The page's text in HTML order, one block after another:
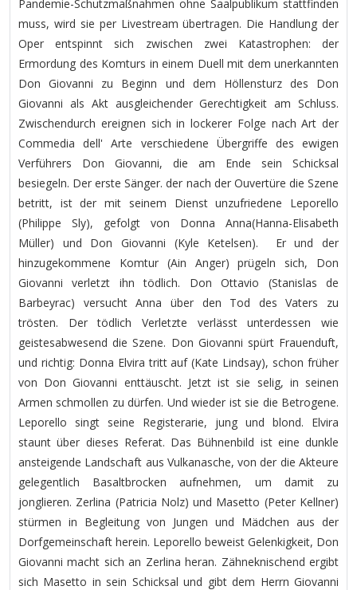
Pandemie-Schutzmaßnahmen ohne Saalpublikum stattfinden
muss, wird sie per Livestream übertragen. Die Handlung der
Oper entspinnt sich zwischen zwei Katastrophen: der
Ermordung des Komturs in einem Duell mit dem unerkannten
Don Giovanni zu Beginn und dem Höllensturz des Don
Giovanni als Akt ausgleichender Gerechtigkeit am Schluss.
Zwischendurch ereignen sich in lockerer Folge nach Art der
Commedia dell' Arte verschiedene Übergriffe des ewigen
Verführers Don Giovanni, die am Ende sein Schicksal
besiegeln. Der erste Sänger. der nach der Ouvertüre die Szene
betritt, ist der mit seinem Dienst unzufriedene Leporello
(Philippe Sly), gefolgt von Donna Anna(Hanna-Elisabeth
Müller) und Don Giovanni (Kyle Ketelsen). Er und der
hinzugekommene Komtur (Ain Anger) prügeln sich, Don
Giovanni verletzt ihn tödlich. Don Ottavio (Stanislas de
Barbeyrac) versucht Anna über den Tod des Vaters zu
trösten. Der tödlich Verletzte verlässt unterdessen wie
geistesabwesend die Szene. Don Giovanni spürt Frauenduft,
und richtig: Donna Elvira tritt auf (Kate Lindsay), schon früher
von Don Giovanni enttäuscht. Jetzt ist sie selig, in seinen
Armen schmollen zu dürfen. Und wieder ist sie die Betrogene.
Leporello singt seine Registerarie, jung und blond. Elvira
staunt über dieses Referat. Das Bühnenbild ist eine dunkle
ansteigende Landschaft aus Vulkanasche, von der die Akteure
gelegentlich Basaltbrocken aufnehmen, um damit zu
jonglieren. Zerlina (Patricia Nolz) und Masetto (Peter Kellner)
stürmen in Begleitung von Jungen und Mädchen aus der
Dorfgemeinschaft herein. Leporello beweist Gelenkigkeit, Don
Giovanni macht sich an Zerlina heran. Zähneknischend ergibt
sich Masetto in sein Schicksal und gibt dem Herrn Giovanni